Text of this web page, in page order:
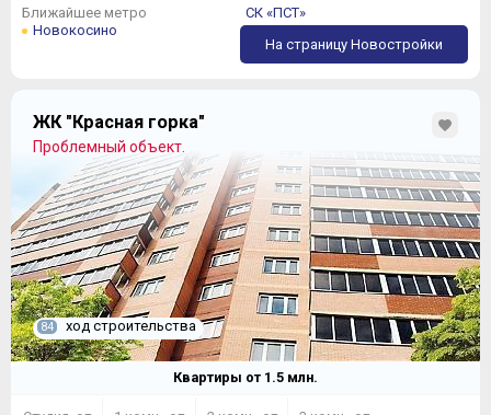
Ближайшее метро
Новокосино
СК «ПСТ»
На страницу Новостройки
ЖК "Красная горка"
Проблемный объект.
84 ход строительства
Квартиры от 1.5 млн.